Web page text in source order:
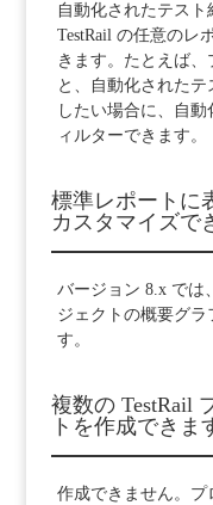
自動化されたテスト
TestRail の任意のレ
きます。たとえば
と、自動化された
したい場合に、自
ィルターできます。
標準レポートに
カスタマイズで
バージョン 8.x では
ジェクトの概要グラ
す。
複数の TestRail
トを作成できま
作成できません。プ